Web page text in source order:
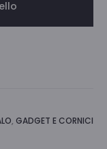
, GADGET E CORNICI